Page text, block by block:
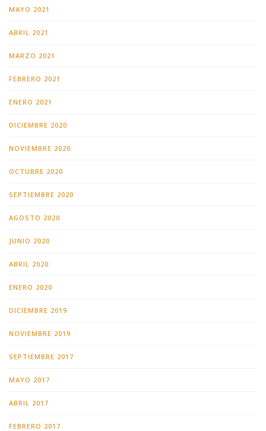
MAYO 2021
ABRIL 2021
MARZO 2021
FEBRERO 2021
ENERO 2021
DICIEMBRE 2020
NOVIEMBRE 2020
OCTUBRE 2020
SEPTIEMBRE 2020
AGOSTO 2020
JUNIO 2020
ABRIL 2020
ENERO 2020
DICIEMBRE 2019
NOVIEMBRE 2019
SEPTIEMBRE 2017
MAYO 2017
ABRIL 2017
FEBRERO 2017